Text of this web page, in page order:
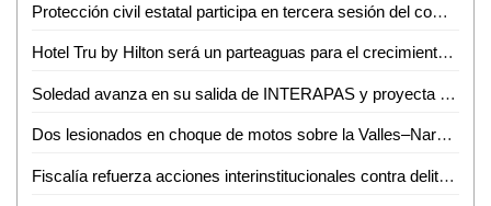
Protección civil estatal participa en tercera sesión del comité técnico estatal de manejo del fuego
Hotel Tru by Hilton será un parteaguas para el crecimiento de Ciudad Valles: Sedeco
Soledad avanza en su salida de INTERAPAS y proyecta nuevas obras para la zona oriente
Dos lesionados en choque de motos sobre la Valles–Naranjo
Fiscalía refuerza acciones interinstitucionales contra delito de extorsión